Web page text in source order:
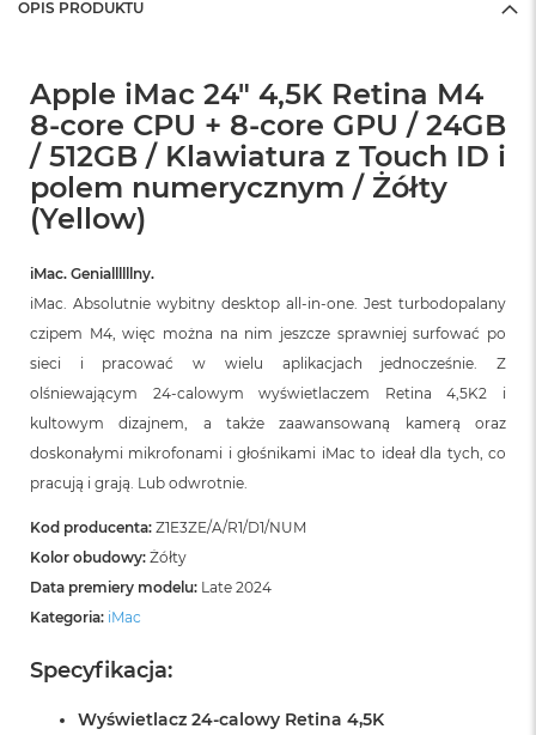
OPIS PRODUKTU
Apple iMac 24" 4,5K Retina M4
8-core CPU + 8-core GPU / 24GB
/ 512GB / Klawiatura z Touch ID i
polem numerycznym / Żółty
(Yellow)
iMac. Geniallllllny.
iMac. Absolutnie wybitny desktop all‑in‑one. Jest turbodopalany
czipem M4, więc można na nim jeszcze sprawniej surfować po
sieci i pracować w wielu aplikacjach jednocześnie. Z
olśniewającym 24‑calowym wyświetlaczem Retina 4,5K2 i
kultowym dizajnem, a także zaawansowaną kamerą oraz
doskonałymi mikrofonami i głośnikami iMac to ideał dla tych, co
pracują i grają. Lub odwrotnie.
Kod producenta: Z1E3ZE/A/R1/D1/NUM
Kolor obudowy: Żółty
Data premiery modelu: Late 2024
Kategoria: iMac
Specyfikacja:
Wyświetlacz 24-calowy Retina 4,5K